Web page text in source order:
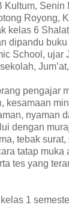
Kultum, Senin
Royong,
kelas 6
dipandu
School, ujar
pengajar
kesamaan
nyaman
dengan
tebak
tatap muka
tes yang
1